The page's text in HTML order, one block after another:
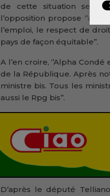
de cette situation se
l’opposition propose ‘’aux
l’emploi, le respect de
pays de façon équitable’’.
A l’en croire, ‘’Alpha
de la République. Après
ministre bis. Tous les
aussi le Rpg bis’’.
D’après le député